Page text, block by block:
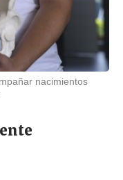
nacimientos